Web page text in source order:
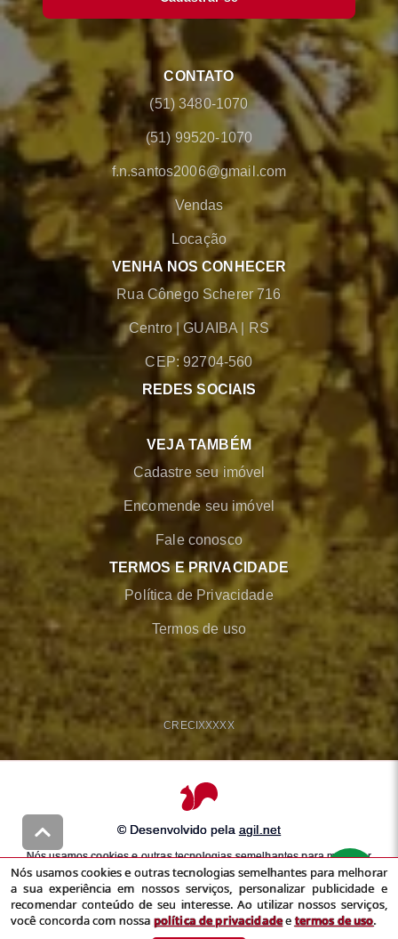
CONTATO
(51) 3480-1070
(51) 99520-1070
f.n.santos2006@gmail.com
Vendas
Locação
VENHA NOS CONHECER
Rua Cônego Scherer 716
Centro |GUAIBA RS
CEP: 92704-560
REDES SOCIAIS
VEJA TAMBÉM
Cadastre seu imóvel
Encomende seu imóvel
Fale conosco
TERMOS E PRIVACIDADE
Política de Privacidade
Termos de uso
CRECIXXXXX
© Desenvolvido pela agil.net
Nós usamos cookies e outras tecnologias semelhantes para melhorar
a sua experiência em nossos serviços, personalizar publicidade e
recomendar conteúdo de seu interesse. Ao utilizar nossos serviços,
você concorda com nossapolítica de privacidadeetermos de uso
Nós usamos cookies e outras tecnologias semelhantes para melhorar
a sua experiência em nossos serviços, personalizar publicidade e
recomendar conteúdo de seu interesse. Ao utilizar nossos serviços,
você concorda com nossa política de privacidadeetermos de uso.